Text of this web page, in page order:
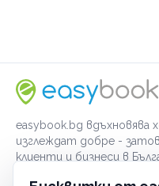
easybook.bg вдъхновява
изглеждат добре -
клиенти и бизнеси в